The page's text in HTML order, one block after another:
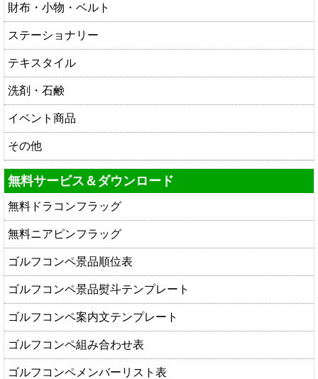
財布・小物・ベルト
ステーショナリー
テキスタイル
洗剤・石鹸
イベント商品
その他
無料サービス＆ダウンロード
無料ドラコンフラッグ
無料ニアピンフラッグ
ゴルフコンペ景品順位表
ゴルフコンペ景品熨斗テンプレート
ゴルフコンペ案内文テンプレート
ゴルフコンペ組み合わせ表
ゴルフコンペメンバーリスト表